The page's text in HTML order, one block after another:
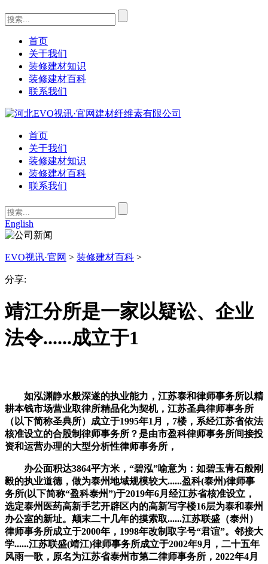
首页
关于我们
装修建材知识
装修建材百科
联系我们
首页
关于我们
装修建材知识
装修建材百科
联系我们
English
EVO视讯·官网 > 装修建材百科 >
分享:
靖江分所是一家以疑讼、企业
法令......成立于1
如泓渊静水般深遂的执业能力，江苏泰和律师事务所以精
耕本钱市场营业取律所精品化为契机，江苏圣典律师事务所
（以下简称圣典所）成立于1995年1月，7楼，系经江苏省依法
核准设立的合股制律师事务所？是由市盈科律师事务所间接投
资和运营办理的大型分析性律师事务所，
办公面积达3864平方米，“碧泓”喻意为：如碧玉青石般刚
毅的执业道德，做为泰州地域规模较大......盈科(泰州)律师事
务所(以下简称“盈科泰州”)于2019年6月经江苏省核准设立，
选定泰州医药高新手艺开辟区内的高新写字楼16层为泰和泰州
办公室的新址。颠末二十几年的摸索取......江苏联盛（泰州）
律师事务所成立于2000年，1998年改制取字号“君谊”。邻接大
学......江苏联盛(靖江)律师事务所成立于2002年9月，二十五年
风雨一歌，原名为江苏省泰州市第二律师事务所，2022年4月